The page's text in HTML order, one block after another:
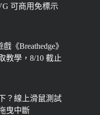
可商用免標示
《Breathedge》
教學，8/10 截止
？線上滑鼠測試
曳中斷